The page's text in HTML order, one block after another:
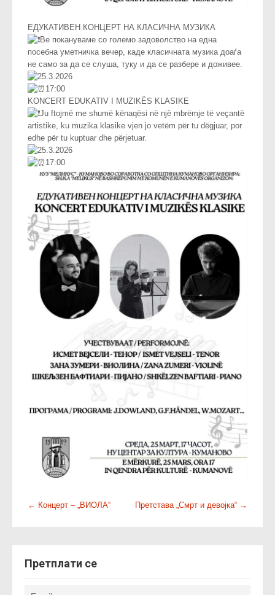
ЕДУКАТИВЕН КОНЦЕРТ НА КЛАСИЧНА МУЗИКА
Ве покануваме со големо задоволство на една
посебна уметничка вечер, каде класичната музика доаѓа
не само за да се слуша, туку и да се разбере и доживее.
25.3.2026
17:00
KONCERT EDUKATIV I MUZIKËS KLASIKE
Ju ftojmë me shumë kënaqësi në një mbrëmje të veçantë
artistike, ku muzika klasike vjen jo vetëm për tu dëgjuar, por
edhe për tu kuptuar dhe përjetuar.
25.3.2026
17:00
P
n
← Концерт – „ВИОЛА“ Претстава „Смрт и девојка“ →
Претплати се